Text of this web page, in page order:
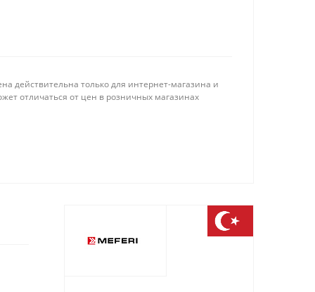
действительна только для интернет-магазина и
отличаться от цен в розничных магазинах